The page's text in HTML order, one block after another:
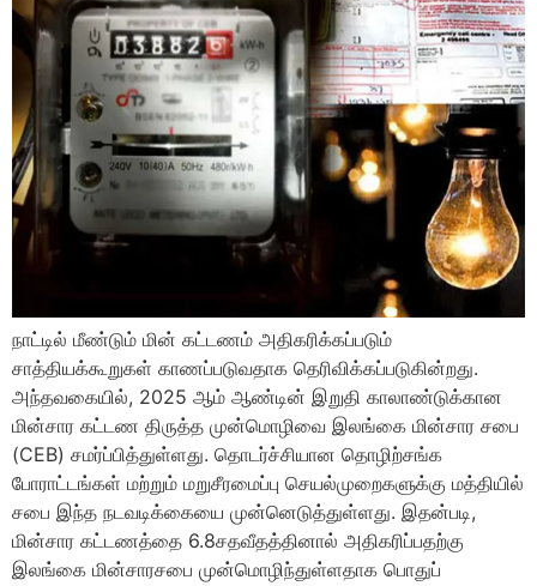
நாட்டில் மீண்டும் மின் கட்டணம் அதிகரிக்கப்படும்
சாத்தியக்கூறுகள் காணப்படுவதாக தெரிவிக்கப்படுகின்றது.
அந்தவகையில், 2025 ஆம் ஆண்டின் இறுதி காலாண்டுக்கான
மின்சார கட்டண திருத்த முன்மொழிவை இலங்கை மின்சார சபை
(CEB) சமர்ப்பித்துள்ளது. தொடர்ச்சியான தொழிற்சங்க
போராட்டங்கள் மற்றும் மறுசீரமைப்பு செயல்முறைகளுக்கு மத்தியில்
சபை இந்த நடவடிக்கையை முன்னெடுத்துள்ளது. இதன்படி,
மின்சார கட்டணத்தை 6.8சதவீதத்தினால் அதிகரிப்பதற்கு
இலங்கை மின்சாரசபை முன்மொழிந்துள்ளதாக பொதுப்